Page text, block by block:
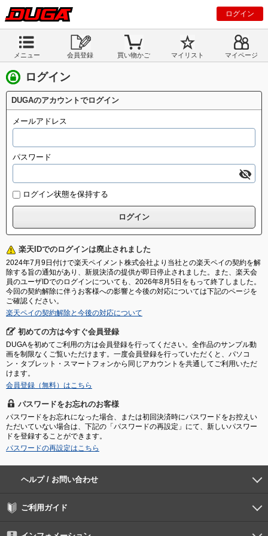
ログイン
メニュー 会員登録 買い物かご マイリスト マイページ
ログイン
DUGAのアカウントでログイン
メールアドレス
パスワード
ログイン状態を保持する
楽天IDでのログインは廃止されました
2024年7月9日付けで楽天ペイメント株式会社より当社との楽天ペイの契約を解
除する旨の通知があり、新規決済の提供が即日停止されました。また、楽天会
員のユーザIDでのログインについても、2026年8月5日をもって終了しました。
今回の契約解除に伴うお客様への影響と今後の対応については下記のページを
ご確認ください。
楽天ペイの契約解除と今後の対応について
初めての方は今すぐ会員登録
DUGAを初めてご利用の方は会員登録を行ってください。全作品のサンプル動
画を制限なくご覧いただけます。一度会員登録を行っていただくと、パソコ
ン・タブレット・スマートフォンから同じアカウントを共通してご利用いただ
けます。
会員登録（無料）はこちら
パスワードをお忘れのお客様
パスワードをお忘れになった場合、または初回決済時にパスワードをお控えい
ただいていない場合は、下記の「パスワードの再設定」にて、新しいパスワー
ドを登録することができます。
パスワードの再設定はこちら
ヘルプ / お問い合わせ
よくあるご質問
ご利用環境
お支払い方法
パスワードの再設定
サポートセンター
ご利用ガイド